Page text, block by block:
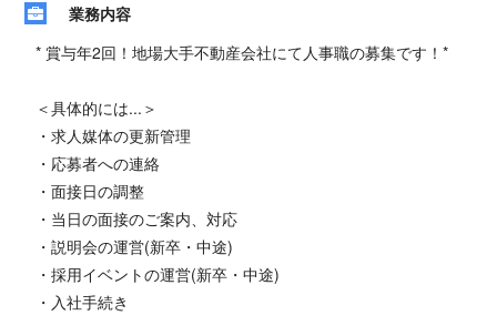
業務内容
* 賞与年2回！地場大手不動産会社にて人事職の募集です！*
＜具体的には...＞
・求人媒体の更新管理
・応募者への連絡
・面接日の調整
・当日の面接のご案内、対応
・説明会の運営(新卒・中途)
・採用イベントの運営(新卒・中途)
・入社手続き